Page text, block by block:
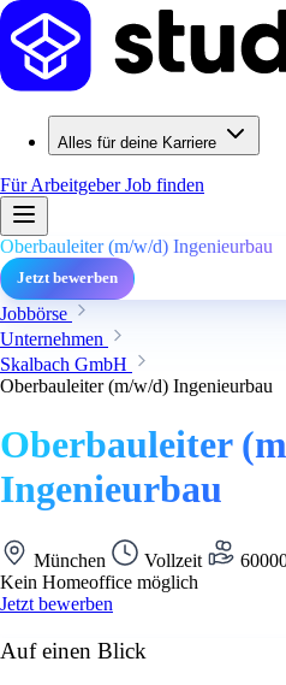
Alles für deine Karriere
Für ArbeitgeberJob finden
Oberbauleiter (m/w/d) Ingenieurbau
Jetzt bewerben
Jobbörse
Unternehmen
Skalbach GmbH
Oberbauleiter (m/w/d) Ingenieurbau
Oberbauleiter
Ingenieurbau
München Vollzeit
Kein Homeoffice möglich
Jetzt bewerben
Auf einen Blick